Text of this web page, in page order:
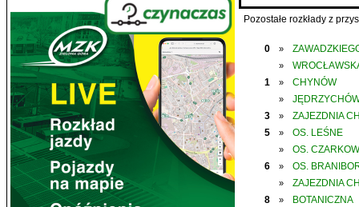
Pozostałe rozkłady z
0 »
»
1
» CHYNÓW
»
3
»
ZAJEZDNIA
5
» OS. LEŚNE
»
OS.
6
» OS.
»
ZAJEZDNIA
8
» BOTANICZNA